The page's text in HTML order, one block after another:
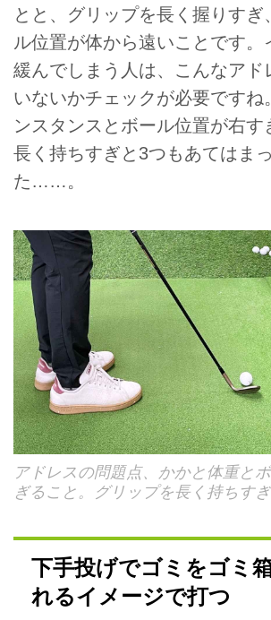
とと、グリップを長く握りすぎ
ル位置が体から遠いことです。
緩んでしまう人は、こんなアド
いないかチェックが必要ですね
ンスタンスとボール位置が右す
長く持ちすぎと3つもあてはま
た……。
アドレスの問題点、かかと体重と
ぎること。グリップを長く持ちす
下手投げでゴミをゴミ
れるイメージで打つ